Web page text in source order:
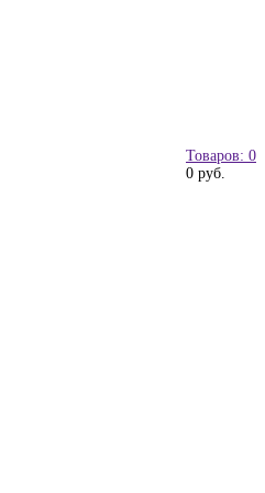
Товаров: 0
0 руб.